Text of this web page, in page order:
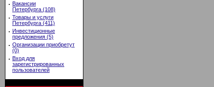
· Вакансии
Петербурга (108)
· Товары и услуги
Петербурга (411)
· Инвестиционные
предложения (5)
· Организации приобретут
(0)
· Вход для
зарегистрированных
пользователей